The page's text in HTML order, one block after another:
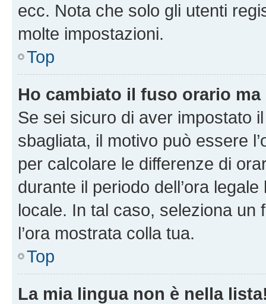
ecc. Nota che solo gli utenti
molte impostazioni.
Top
Ho cambiato il fuso orario ma
Se sei sicuro di aver impostato
sbagliata, il motivo può essere
per calcolare le differenze di
durante il periodo dell’ora
locale. In tal caso, seleziona
l’ora mostrata colla tua.
Top
La mia lingua non è nella